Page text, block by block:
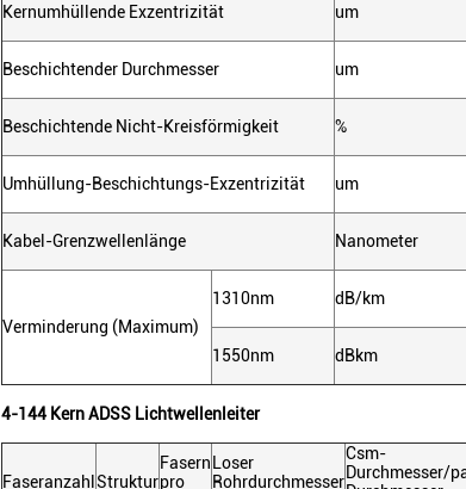
Kernumhüllende Exzentrizität um
Beschichtender Durchmesser um
Beschichtende Nicht-Kreisförmigkeit %
Umhüllung-Beschichtungs-Exzentrizität um
Kabel-Grenzwellenlänge Nanometer
Verminderung (Maximum)
1310nm dB/km
1550nm dBkm
4-144 Kern ADSS Lichtwellenleiter
Faseranzahl Struktur
Fasern
pro
Loser
Rohrdurchmesser
Csm-
Durchmesser/